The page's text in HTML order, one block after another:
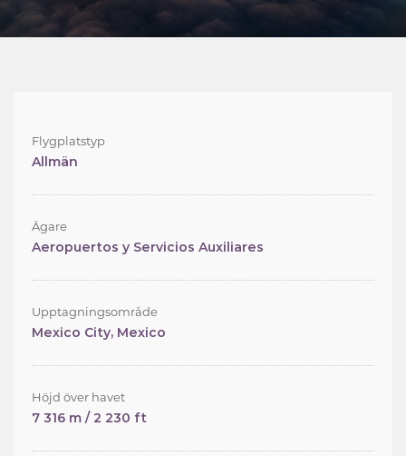
Flygplatstyp
Allmän
Ägare
Aeropuertos y Servicios Auxiliares
Upptagningsområde
Mexico City, Mexico
Höjd över havet
7 316 m / 2 230 ft